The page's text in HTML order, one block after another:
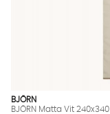
BJÖRN
BJÖRN Matta Vit 240x340